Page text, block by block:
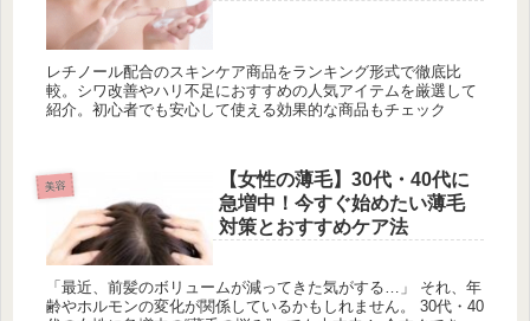
レチノール配合のスキンケア商品をランキング形式で徹底比
較。シワ改善やハリ不足におすすめの人気アイテムを厳選して
紹介。初心者でも安心して使える効果的な商品もチェック
美容
【女性の薄毛】30代・40代に
急増中！今すぐ始めたい薄毛
対策とおすすめケア法
「最近、前髪のボリュームが減ってきた気がする…」 それ、年
齢やホルモンの変化が関係しているかもしれません。 30代・40